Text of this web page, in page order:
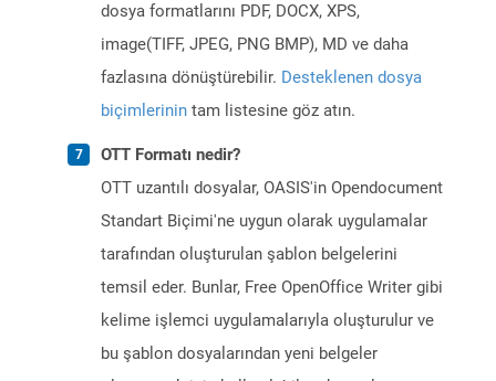
dosya formatlarını PDF, DOCX, XPS,
image(TIFF, JPEG, PNG BMP), MD ve daha
fazlasına dönüştürebilir. Desteklenen dosya
biçimlerinin tam listesine göz atın.
OTT Formatı nedir?
OTT uzantılı dosyalar, OASIS'in Opendocument
Standart Biçimi'ne uygun olarak uygulamalar
tarafından oluşturulan şablon belgelerini
temsil eder. Bunlar, Free OpenOffice Writer gibi
kelime işlemci uygulamalarıyla oluşturulur ve
bu şablon dosyalarından yeni belgeler